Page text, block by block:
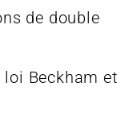
de double
Beckham et